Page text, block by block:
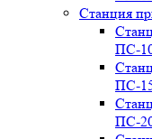
Станция
ПС-
ПС-
ПС-